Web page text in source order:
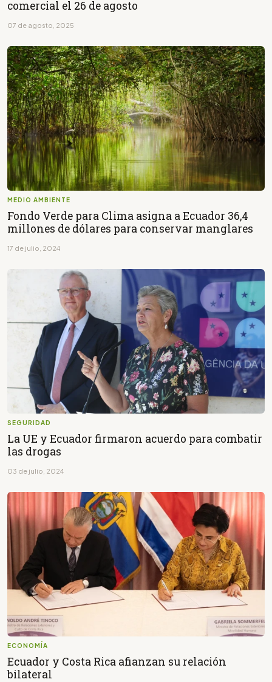
comercial el 26 de agosto
07 de agosto, 2025
MEDIO AMBIENTE
Fondo Verde para Clima asigna a Ecuador 36,4
millones de dólares para conservar manglares
17 de julio, 2024
SEGURIDAD
La UE y Ecuador firmaron acuerdo para combatir
las drogas
03 de julio, 2024
ECONOMÍA
Ecuador y Costa Rica afianzan su relación
bilateral